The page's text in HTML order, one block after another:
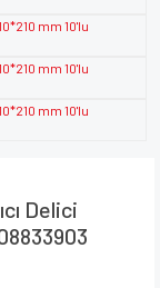
Delici